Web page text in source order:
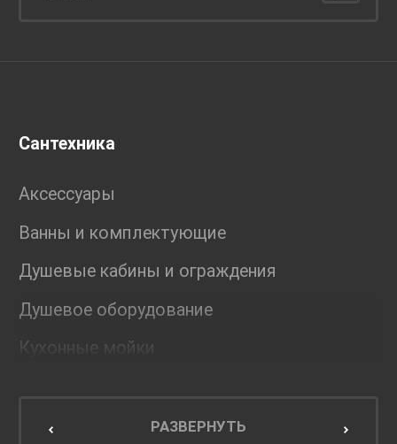
Сантехника
Аксессуары
Ванны и комплектующие
Душевые кабины и ограждения
Душевое оборудование
Кухонные мойки
Мебель для кухниРАЗВЕРНУТЬ